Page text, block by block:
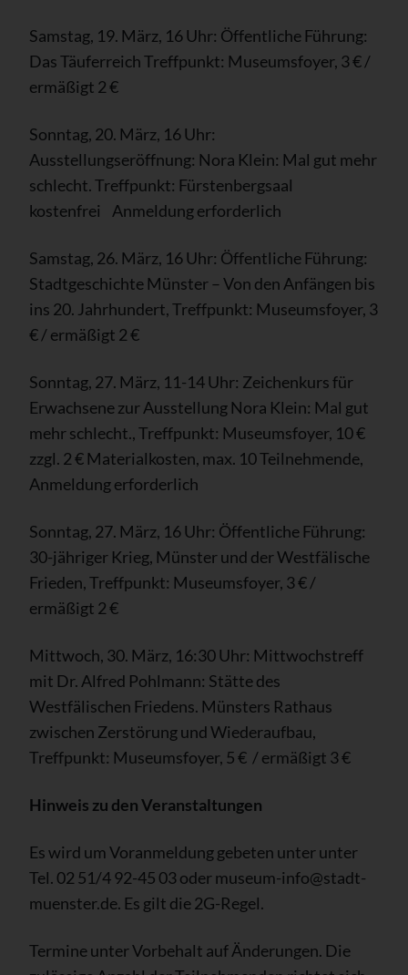
Samstag, 19. März, 16 Uhr: Öffentliche Führung:
Das Täuferreich Treffpunkt: Museumsfoyer, 3 € /
ermäßigt 2 €
Sonntag, 20. März, 16 Uhr:
Ausstellungseröffnung: Nora Klein: Mal gut mehr
schlecht. Treffpunkt: Fürstenbergsaal
kostenfrei Anmeldung erforderlich
Samstag, 26. März, 16 Uhr: Öffentliche Führung:
Stadtgeschichte Münster – Von den Anfängen bis
ins 20. Jahrhundert, Treffpunkt: Museumsfoyer, 3
€ / ermäßigt 2 €
Sonntag, 27. März, 11-14 Uhr: Zeichenkurs für
Erwachsene zur Ausstellung Nora Klein: Mal gut
mehr schlecht., Treffpunkt: Museumsfoyer, 10 €
zzgl. 2 € Materialkosten, max. 10 Teilnehmende,
Anmeldung erforderlich
Sonntag, 27. März, 16 Uhr: Öffentliche Führung:
30-jähriger Krieg, Münster und der Westfälische
Frieden, Treffpunkt: Museumsfoyer, 3 € /
ermäßigt 2 €
Mittwoch, 30. März, 16:30 Uhr: Mittwochstreff
mit Dr. Alfred Pohlmann: Stätte des
Westfälischen Friedens. Münsters Rathaus
zwischen Zerstörung und Wiederaufbau,
Treffpunkt: Museumsfoyer, 5 € / ermäßigt 3 €
Hinweis zu den Veranstaltungen
Es wird um Voranmeldung gebeten unter unter
Tel. 02 51/4 92-45 03 oder museum-info@stadt-
muenster.de. Es gilt die 2G-Regel.
Termine unter Vorbehalt auf Änderungen. Die